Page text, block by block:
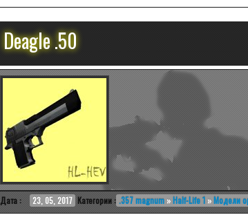
Deagle .50
Дата : 23, 05, 2017 Категории : .357 magnum »Half-Life 1 »Модели